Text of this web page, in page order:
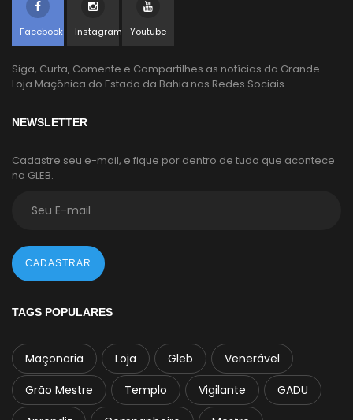
Facebook Instagram Youtube
Siga, Curta, Comente e Compartilhes as notícias da Grande
Loja Maçônica do Estado da Bahia nas Redes Sociais.
NEWSLETTER
Cadastre seu e-mail, e fique por dentro de tudo que acontece
na GLEB.
CADASTRAR
TAGS POPULARES
Maçonaria Loja Gleb
Venerável
Grão Mestre
Templo Vigilante
GADU